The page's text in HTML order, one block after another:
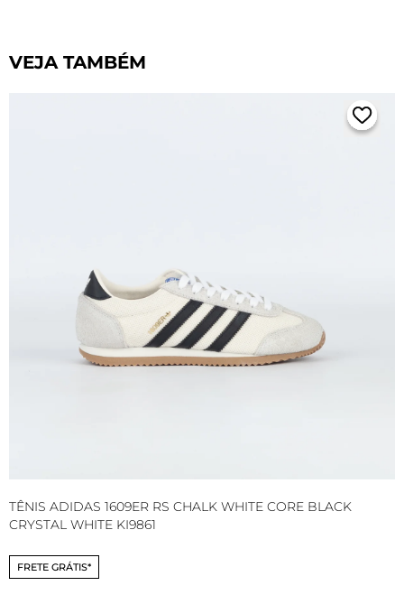
VEJA TAMBÉM
TÊNIS ADIDAS 1609ER RS CHALK WHITE CORE BLACK
CRYSTAL WHITE KI9861
FRETE GRÁTIS*